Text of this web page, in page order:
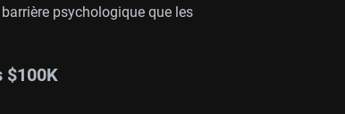
psychologique que les
$100K